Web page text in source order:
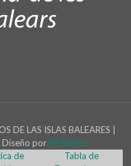
LAS ISLAS BALEARES |
Diseño porWebinlab
de
Tabla de